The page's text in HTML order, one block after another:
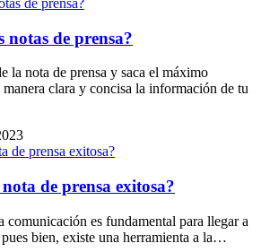
notas de prensa?
la nota de prensa y saca el máximo
clara y concisa la información de tu
de prensa exitosa?
comunicación es fundamental para llegar a
bien, existe una herramienta a la…